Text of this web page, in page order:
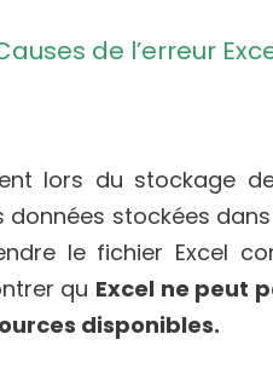
de l’erreur
lors du stockage
données stockées
le fichier Excel
qu Excel ne peut
disponibles.